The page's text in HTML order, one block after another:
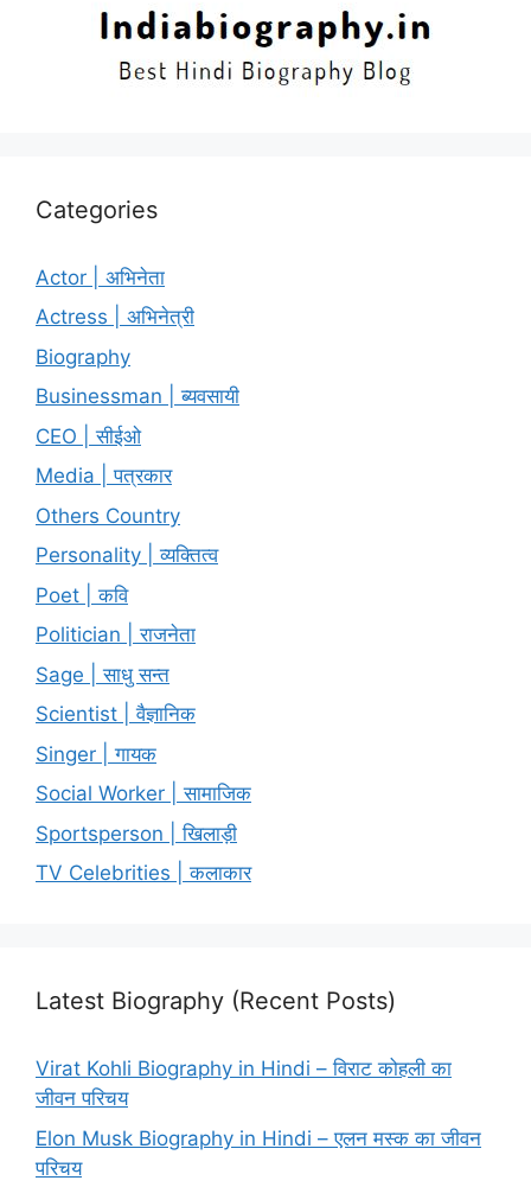
Categories
Actor | अभिनेता
Actress | अभिनेत्री
Biography
Businessman | ब्यवसायी
CEO | सीईओ
Media | पत्रकार
Others Country
Personality | व्यक्तित्व
Poet | कवि
Politician | राजनेता
Sage | साधु सन्त
Scientist | वैज्ञानिक
Singer | गायक
Social Worker | सामाजिक
Sportsperson | खिलाड़ी
TV Celebrities | कलाकार
Latest Biography (Recent Posts)
Virat Kohli Biography in Hindi – विराट कोहली का
जीवन परिचय
Elon Musk Biography in Hindi – एलन मस्क का जीवन
परिचय